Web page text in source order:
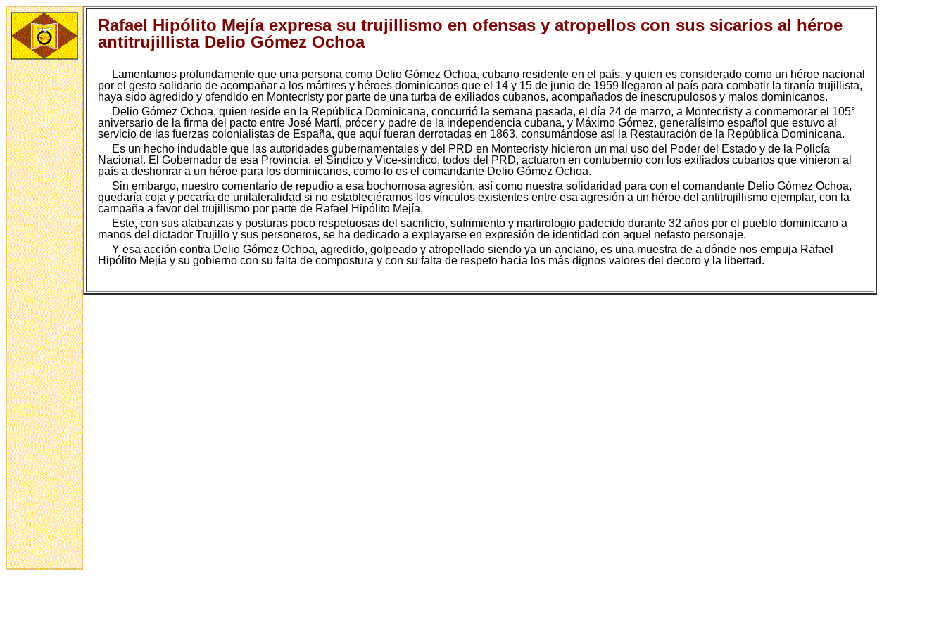
Rafael Hipólito Mejía expresa su trujillismo en ofensas y atropellos con sus sicarios al héroe
antitrujillista Delio Gómez Ochoa
Lamentamos profundamente que una persona como Delio Gómez Ochoa, cubano residente en el país, y quien es considerado como un héroe nacional
por el gesto solidario de acompañar a los mártires y héroes dominicanos que el 14 y 15 de junio de 1959 llegaron al país para combatir la tiranía trujillista,
haya sido agredido y ofendido en Montecristy por parte de una turba de exiliados cubanos, acompañados de inescrupulosos y malos dominicanos.
Delio Gómez Ochoa, quien reside en la República Dominicana, concurrió la semana pasada, el día 24 de marzo, a Montecristy a conmemorar el 105°
aniversario de la firma del pacto entre José Martí, prócer y padre de la independencia cubana, y Máximo Gómez, generalísimo español que estuvo al
servicio de las fuerzas colonialistas de España, que aquí fueran derrotadas en 1863, consumándose así la Restauración de la República Dominicana.
Es un hecho indudable que las autoridades gubernamentales y del PRD en Montecristy hicieron un mal uso del Poder del Estado y de la Policía
Nacional. El Gobernador de esa Provincia, el Síndico y Vice-síndico, todos del PRD, actuaron en contubernio con los exiliados cubanos que vinieron al
país a deshonrar a un héroe para los dominicanos, como lo es el comandante Delio Gómez Ochoa.
Sin embargo, nuestro comentario de repudio a esa bochornosa agresión, así como nuestra solidaridad para con el comandante Delio Gómez Ochoa,
quedaría coja y pecaría de unilateralidad si no estableciéramos los vínculos existentes entre esa agresión a un héroe del antitrujillismo ejemplar, con la
campaña a favor del trujillismo por parte de Rafael Hipólito Mejía.
Este, con sus alabanzas y posturas poco respetuosas del sacrificio, sufrimiento y martirologio padecido durante 32 años por el pueblo dominicano a
manos del dictador Trujillo y sus personeros, se ha dedicado a explayarse en expresión de identidad con aquel nefasto personaje.
Y esa acción contra Delio Gómez Ochoa, agredido, golpeado y atropellado siendo ya un anciano, es una muestra de a dónde nos empuja Rafael
Hipólito Mejía y su gobierno con su falta de compostura y con su falta de respeto hacia los más dignos valores del decoro y la libertad.